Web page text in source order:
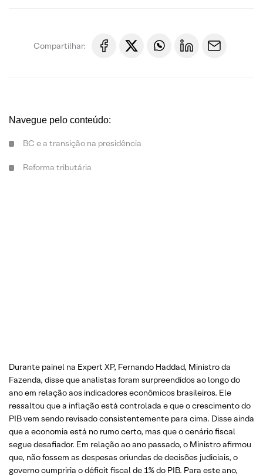
Compartilhar:
Navegue pelo conteúdo:
BC e a transição na presidência
Reforma tributária
Durante painel na Expert XP, Fernando Haddad, Ministro da
Fazenda, disse que analistas foram surpreendidos ao longo do
ano em relação aos indicadores econômicos brasileiros. Ele
ressaltou que a inflação está controlada e que o crescimento do
PIB vem sendo revisado consistentemente para cima. Disse ainda
que a economia está no rumo certo, mas que o cenário fiscal
segue desafiador. Em relação ao ano passado, o Ministro afirmou
que, não fossem as despesas oriundas de decisões judiciais, o
governo cumpriria o déficit fiscal de 1% do PIB. Para este ano,